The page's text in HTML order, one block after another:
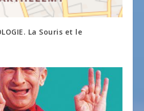
La Souris et le